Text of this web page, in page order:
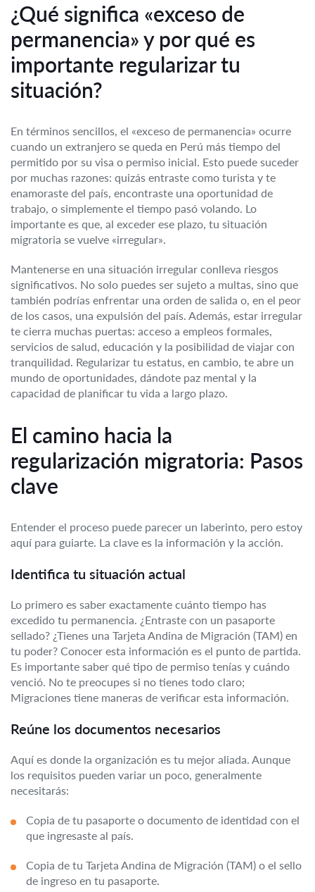
¿Qué significa «exceso de
permanencia» y por qué es
importante regularizar tu
situación?
En términos sencillos, el «exceso de permanencia» ocurre
cuando un extranjero se queda en Perú más tiempo del
permitido por su visa o permiso inicial. Esto puede suceder
por muchas razones: quizás entraste como turista y te
enamoraste del país, encontraste una oportunidad de
trabajo, o simplemente el tiempo pasó volando. Lo
importante es que, al exceder ese plazo, tu situación
migratoria se vuelve «irregular».
Mantenerse en una situación irregular conlleva riesgos
significativos. No solo puedes ser sujeto a multas, sino que
también podrías enfrentar una orden de salida o, en el peor
de los casos, una expulsión del país. Además, estar irregular
te cierra muchas puertas: acceso a empleos formales,
servicios de salud, educación y la posibilidad de viajar con
tranquilidad. Regularizar tu estatus, en cambio, te abre un
mundo de oportunidades, dándote paz mental y la
capacidad de planificar tu vida a largo plazo.
El camino hacia la
regularización migratoria: Pasos
clave
Entender el proceso puede parecer un laberinto, pero estoy
aquí para guiarte. La clave es la información y la acción.
Identifica tu situación actual
Lo primero es saber exactamente cuánto tiempo has
excedido tu permanencia. ¿Entraste con un pasaporte
sellado? ¿Tienes una Tarjeta Andina de Migración (TAM) en
tu poder? Conocer esta información es el punto de partida.
Es importante saber qué tipo de permiso tenías y cuándo
venció. No te preocupes si no tienes todo claro;
Migraciones tiene maneras de verificar esta información.
Reúne los documentos necesarios
Aquí es donde la organización es tu mejor aliada. Aunque
los requisitos pueden variar un poco, generalmente
necesitarás:
Copia de tu pasaporte o documento de identidad con el
que ingresaste al país.
Copia de tu Tarjeta Andina de Migración (TAM) o el sello
de ingreso en tu pasaporte.